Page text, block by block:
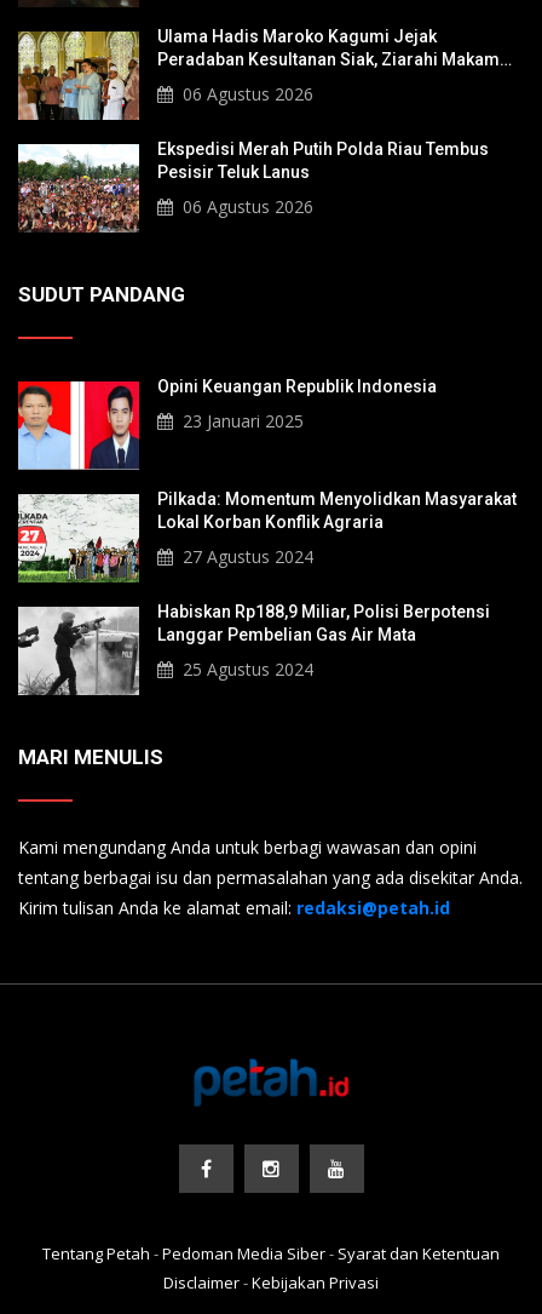
Ulama Hadis Maroko Kagumi Jejak
Peradaban Kesultanan Siak, Ziarahi Makam
Sultan Hingga Pendiri Pekanbaru
06 Agustus 2026
Ekspedisi Merah Putih Polda Riau Tembus
Pesisir Teluk Lanus
06 Agustus 2026
SUDUT PANDANG
Opini Keuangan Republik Indonesia
23 Januari 2025
Pilkada: Momentum Menyolidkan Masyarakat
Lokal Korban Konflik Agraria
27 Agustus 2024
Habiskan Rp188,9 Miliar, Polisi Berpotensi
Langgar Pembelian Gas Air Mata
25 Agustus 2024
MARI MENULIS
Kami mengundang Anda untuk berbagi wawasan dan opini
tentang berbagai isu dan permasalahan yang ada disekitar Anda.
Kirim tulisan Anda ke alamat email: redaksi@petah.id
Tentang Petah -Pedoman Media Siber- Syarat dan Ketentuan
Disclaimer-Kebijakan Privasi